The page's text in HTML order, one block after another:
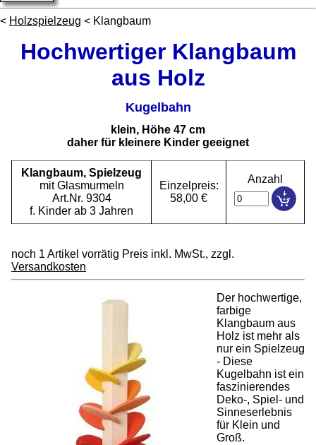
< Holzspielzeug < Klangbaum
Hochwertiger Klangbaum
aus Holz
Kugelbahn
klein, Höhe 47 cm
daher für kleinere Kinder geeignet
Klangbaum, Spielzeug
mit Glasmurmeln
Art.Nr. 9304
f. Kinder ab 3 Jahren
Einzelpreis:
58,00 €
Anzahl
noch 1 Artikel vorrätig Preis inkl. MwSt., zzgl.
Versandkosten
Der hochwertige,
farbige
Klangbaum aus
Holz ist mehr als
nur ein Spielzeug
- Diese
Kugelbahn ist ein
faszinierendes
Deko-, Spiel- und
Sinneserlebnis
für Klein und
Groß.